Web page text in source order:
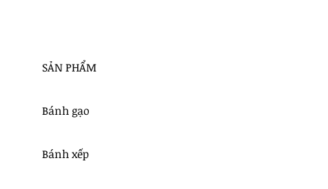
SẢN PHẨM
Bánh gạo
Bánh xếp